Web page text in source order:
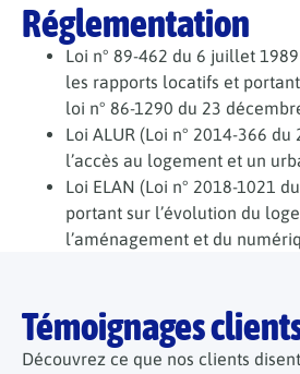
Réglementation
Loi n° 89-462 du 6 juillet
les rapports locatifs et
loi n° 86-1290 du 23
Loi ALUR (Loi n° 2014-366
l’accès au logement et un
Loi ELAN (Loi n° 2018-1021
portant sur l’évolution du
l’aménagement et du
Témoignages
Découvrez ce que nos clients